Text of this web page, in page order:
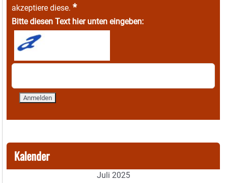
akzeptiere diese. *
Bitte diesen Text hier unten eingeben:
Kalender
Juli 2025